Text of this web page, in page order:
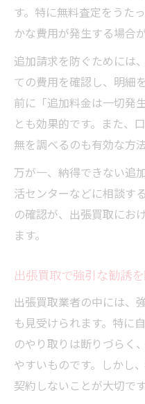
す。特に無料査定をうた
かな費用が発生する場合
追加請求を防ぐためには
ての費用を確認し、明細
前に「追加料金は一切発
とも効果的です。また、
無を調べるのも有効な方法
万が一、納得できない追
活センターなどに相談す
の確認が、出張買取にお
ます。
出張買取で強引な勧誘
出張買取業者の中には、
も見受けられます。特に
のやり取りは断りづらく
やすいものです。しかし
契約しないことが大切です